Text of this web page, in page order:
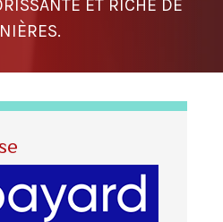
ET RICHE DE